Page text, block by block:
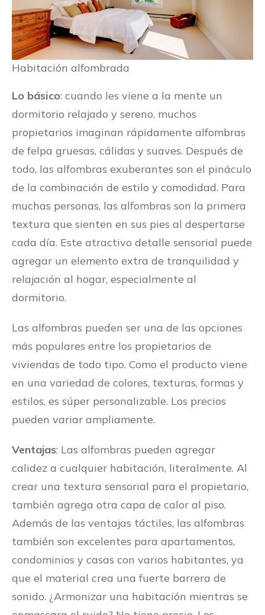
Habitación alfombrada
Lo básico: cuando les viene a la mente un
dormitorio relajado y sereno, muchos
propietarios imaginan rápidamente alfombras
de felpa gruesas, cálidas y suaves. Después de
todo, las alfombras exuberantes son el pináculo
de la combinación de estilo y comodidad. Para
muchas personas, las alfombras son la primera
textura que sienten en sus pies al despertarse
cada día. Este atractivo detalle sensorial puede
agregar un elemento extra de tranquilidad y
relajación al hogar, especialmente al
dormitorio.
Las alfombras pueden ser una de las opciones
más populares entre los propietarios de
viviendas de todo tipo. Como el producto viene
en una variedad de colores, texturas, formas y
estilos, es súper personalizable. Los precios
pueden variar ampliamente.
Ventajas: Las alfombras pueden agregar
calidez a cualquier habitación, literalmente. Al
crear una textura sensorial para el propietario,
también agrega otra capa de calor al piso.
Además de las ventajas táctiles, las alfombras
también son excelentes para apartamentos,
condominios y casas con varios habitantes, ya
que el material crea una fuerte barrera de
sonido. ¿Armonizar una habitación mientras se